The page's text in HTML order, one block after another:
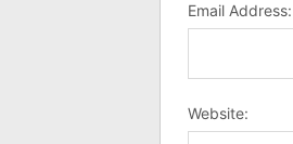
Email Address:
Website: